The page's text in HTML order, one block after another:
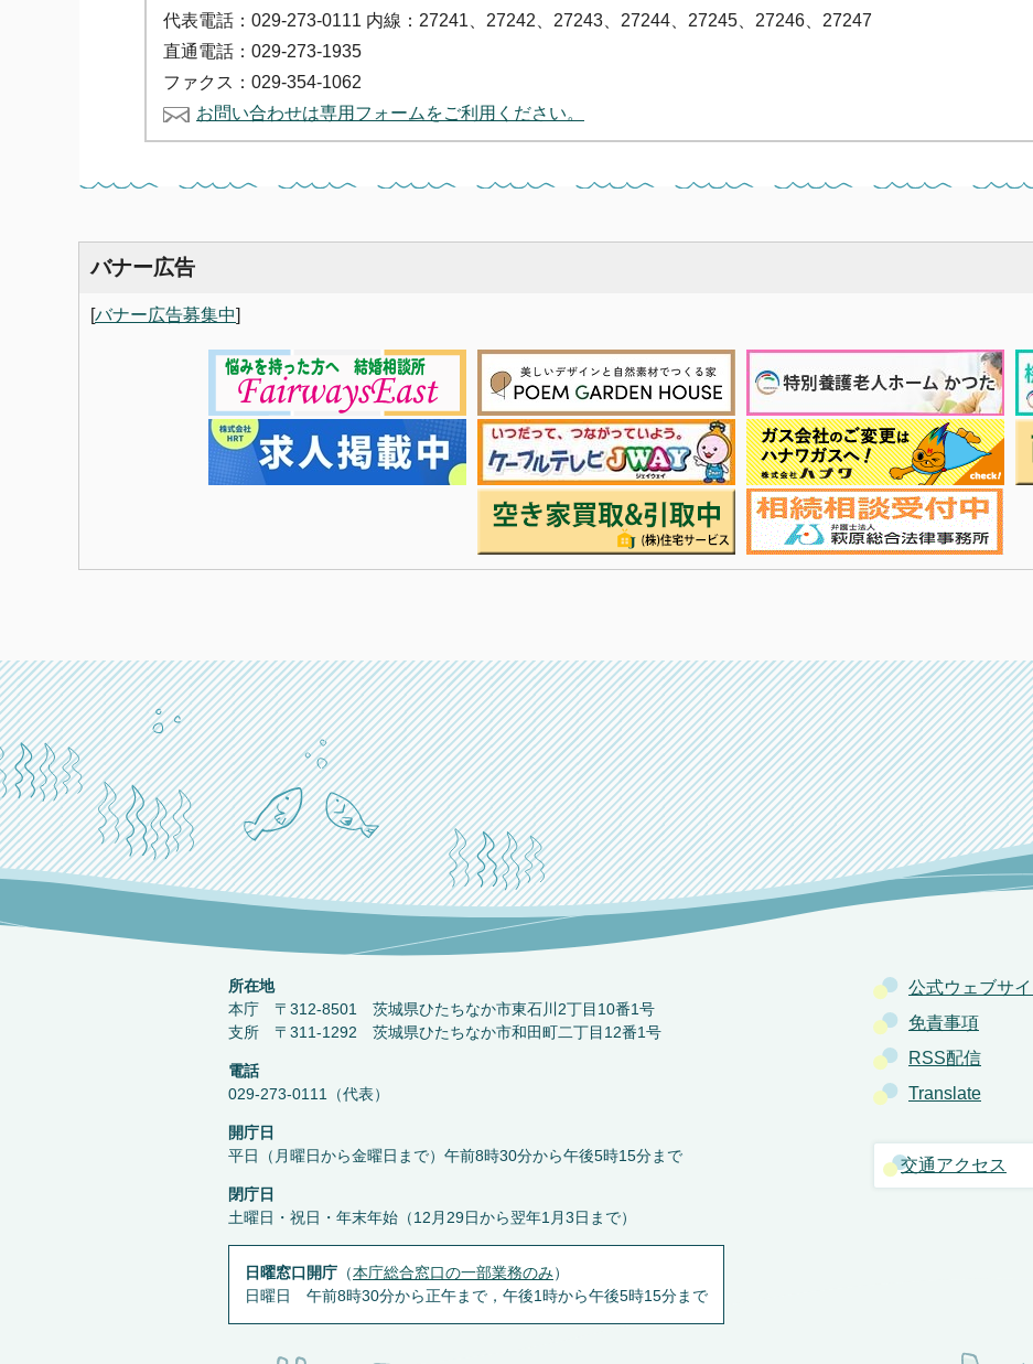
代表電話：029-273-0111 内線：27241、27242、27243、27244、27245、27246、27247
直通電話：029-273-1935
ファクス：029-354-1062
お問い合わせは専用フォームをご利用ください。
バナー広告
[バナー広告募集中]
公式ウェブサ
免責事項
RSS配信
Translate
交通アクセス
所在地
本庁 〒312-8501 茨城県ひたちなか市東石川2丁目10番1号
支所 〒311-1292 茨城県ひたちなか市和田町二丁目12番1号
電話
029-273-0111（代表）
開庁日
平日（月曜日から金曜日まで）午前8時30分から午後5時15分まで
閉庁日
土曜日・祝日・年末年始（12月29日から翌年1月3日まで）
日曜窓口開庁 （本庁総合窓口の一部業務のみ）
日曜日 午前8時30分から正午まで，午後1時から午後5時15分まで